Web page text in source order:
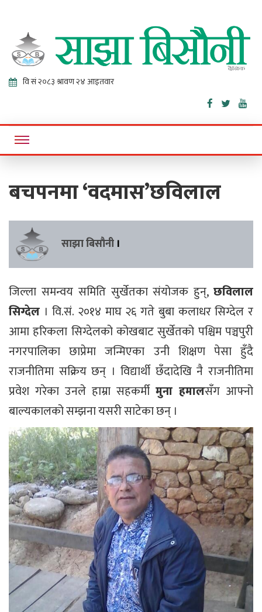
Sajha
Bisaunee
Online News Portal
बचपनमा ‘वदमास’छविलाल
साझा बिसौनी ।
जिल्ला समन्वय समिति सुर्खेतका संयोजक हुन्, छविलाल
सिग्देल । वि.सं. २०१४ माघ २६ गते बुबा कलाधर सिग्देल र
आमा हरिकला सिग्देलको कोखबाट सुर्खेतको पश्चिम पञ्चपुरी
नगरपालिका छाप्रेमा जन्मिएका उनी शिक्षण पेसा हुँदै
राजनीतिमा सक्रिय छन् । विद्यार्थी छँदादेखि नै राजनीतिमा
प्रवेश गरेका उनले हाम्रा सहकर्मी मुना हमालसँग आफ्नो
बाल्यकालको सम्झना यसरी साटेका छन् ।